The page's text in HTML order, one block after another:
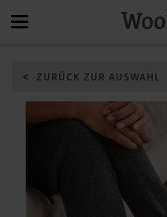
navigation
ZURÜCK ZUR AUSWAHL